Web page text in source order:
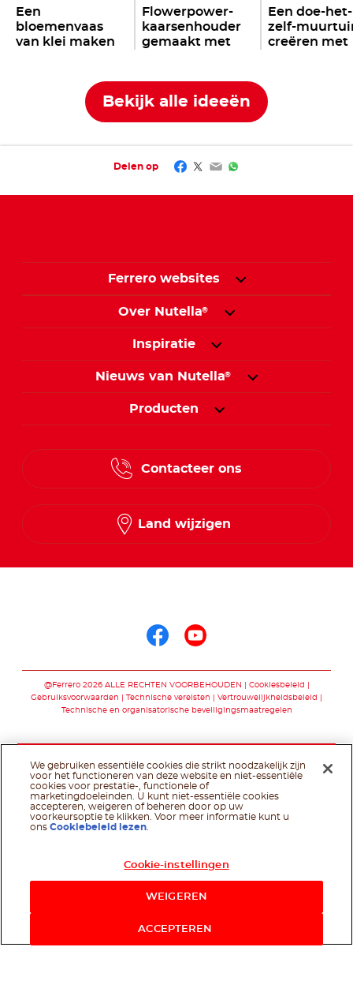
Een
bloemenvaas
van klei maken
Flowerpower-
kaarsenhouder
gemaakt met
Een doe-het-
zelf-
creëren met
Bekijk alle ideeën
Delen op Facebook
Twitter
EmailWhatsApp
Ferrero websites
Over Nutella®
Inspiratie
Nieuws van Nutella®
Producten
Contacteer ons
Land wijzigen
@Ferrero 2026 ALLE RECHTEN VOORBEHOUDEN
Cookiesbeleid
Gebruiksvoorwaarden
Technische vereisten
Vertrouwelijkheidsbeleid
Technische en organisatorische beveiligingsmaatregelen
We gebruiken essentiële cookies die strikt noodzakelijk zijn
voor het functioneren van deze website en niet-essentiële
cookies voor prestatie-, functionele of
marketingdoeleinden. U kunt niet-essentiële cookies
accepteren, weigeren of beheren door op uw
voorkeursoptie te klikken. Voor meer informatie kunt u
onsCookiebeleid lezen
Cookie-instellingen
WEIGEREN
ACCEPTEREN